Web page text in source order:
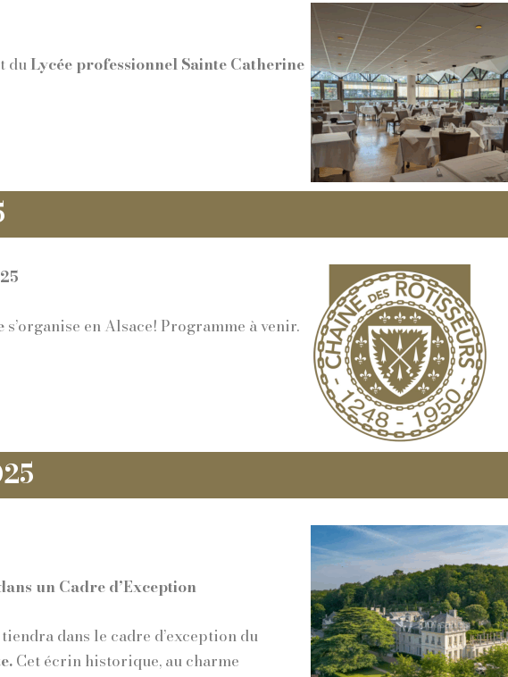
duLycée professionnel Sainte Catherine
s’organise en Alsace! Programme à venir.
un Cadre d’Exception
dans le cadre d’exception du
Cet écrin historique, au charme